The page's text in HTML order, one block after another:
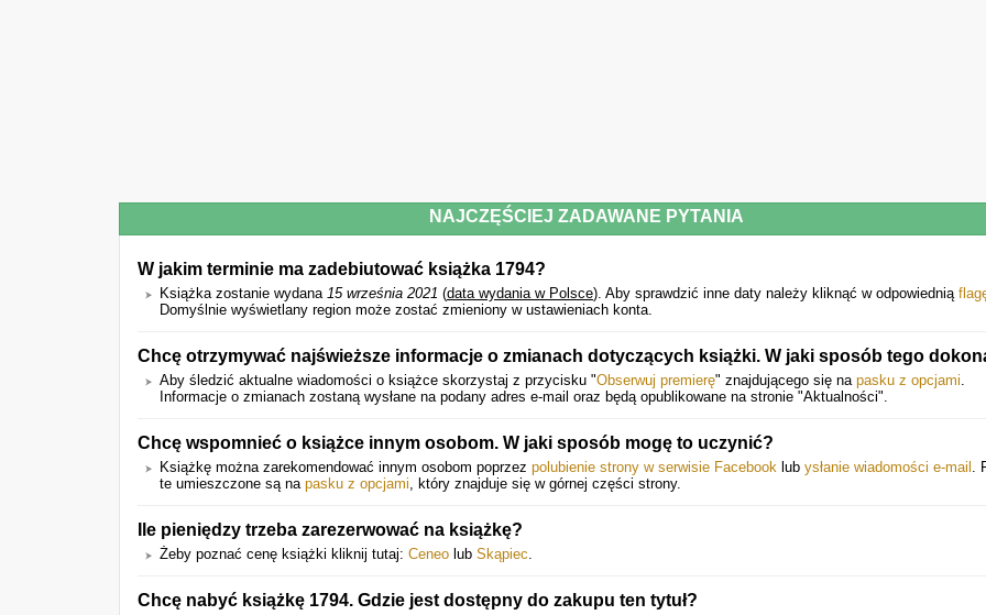
NAJCZĘŚCIEJ ZADAWANE PYTANIA
W jakim terminie ma zadebiutować książka 1794?
Książka zostanie wydana 15 września 2021 (data wydania w Polsce). Aby sprawdzić inne daty należy kliknąć w odpowiednią
Domyślnie wyświetlany region może zostać zmieniony w ustawieniach konta.
Chcę otrzymywać najświeższe informacje o zmianach dotyczących książki. W jaki sposób tego
Aby śledzić aktualne wiadomości o książce skorzystaj z przycisku "Obserwuj premierę" znajdującego się na pasku z opcjami.
Informacje o zmianach zostaną wysłane na podany adres e-mail oraz będą opublikowane na stronie "Aktualności".
Chcę wspomnieć o książce innym osobom. W jaki sposób mogę to uczynić?
Książkę można zarekomendować innym osobom poprzez polubienie strony w serwisie Facebook lub ysłanie wiadomości e-mail .
te umieszczone są na pasku z opcjami, który znajduje się w górnej części strony.
Ile pieniędzy trzeba zarezerwować na książkę?
Żeby poznać cenę książki kliknij tutaj: Ceneo lub Skąpiec.
Chcę nabyć książkę 1794. Gdzie jest dostępny do zakupu ten tytuł?